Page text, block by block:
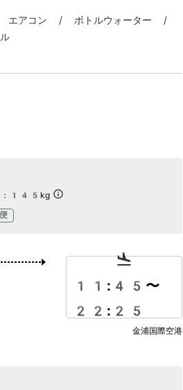
エアコン / ボトルウォーター /
145kg
11:45 〜
22:25
金浦国際空港